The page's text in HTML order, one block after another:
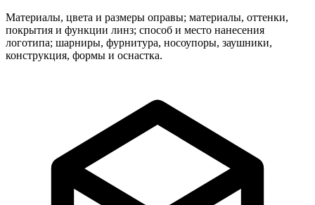
Материалы, цвета и размеры оправы; материалы, оттенки,
покрытия и функции линз; способ и место нанесения
логотипа; шарниры, фурнитура, носоупоры, заушники,
конструкция, формы и оснастка.